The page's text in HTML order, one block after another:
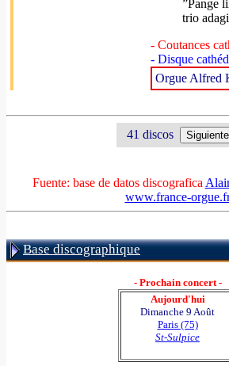
”Pange
trio
- Coutances
- Disque
Orgue Alfred
41 discos
Fuente: base de datos discografica
www.france-
Base discographique
- Prochain concert -
Aujourd'hui
Dimanche 9 Août
Paris (75)
St-Sulpice